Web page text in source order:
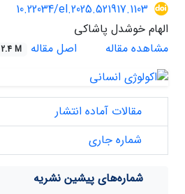
10.22034/el.2025.521917.1103
الهام خوشدل پاشاکی
مشاهده مقاله
اصل مقاله 2.4 M
مقالات آماده انتشار
شماره جاری
شماره‌های پیشین نشریه